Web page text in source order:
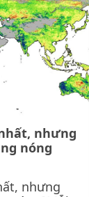
nhưng
nóng
nhưng